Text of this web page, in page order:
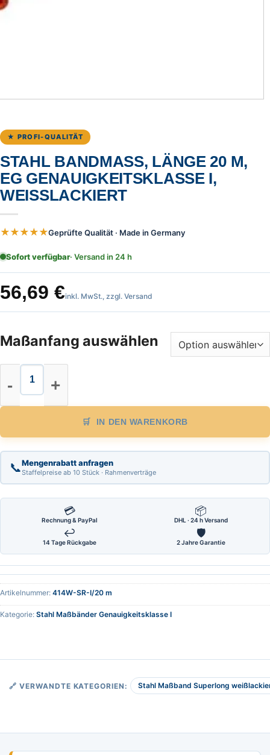
★ PROFI-QUALITÄT
STAHL BANDMASS, LÄNGE 20 M, E
G GENAUIGKEITSKLASSE I, W
EISSLACKIERT
★★★★★Geprüfte Qualität · Made in Germany
Sofort verfügbar· Versand in 24 h
56,69 €inkl. MwSt., zzgl. Versand
Maßanfang auswählen
Stahl Bandmaß, Länge 20 m, EG
IN DEN WARENKORB
📞Mengenrabatt anfragen
Staffelpreise ab 10 Stück · Rahmenverträge
💳
Rechnung & PayPal
📦
DHL · 24 h Versand
↩
14 Tage Rückgabe
🛡
2 Jahre Garantie
Artikelnummer: 414W-SR-I/20 m
Kategorie: Stahl Maßbänder Genauigkeitsklasse I
🔗 VERWANDTE KATEGORIEN: Stahl Maßband Superlong